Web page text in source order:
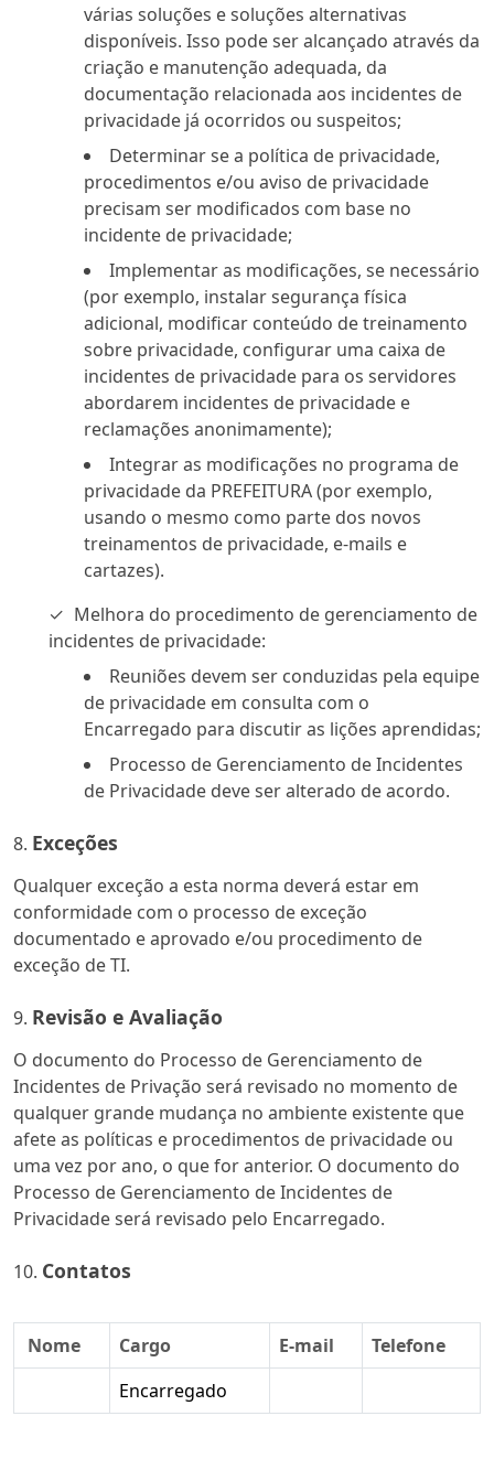
várias soluções e soluções alternativas
disponíveis. Isso pode ser alcançado através da
criação e manutenção adequada, da
documentação relacionada aos incidentes de
privacidade já ocorridos ou suspeitos;
Determinar se a política de privacidade,
procedimentos e/ou aviso de privacidade
precisam ser modificados com base no
incidente de privacidade;
Implementar as modificações, se necessário
(por exemplo, instalar segurança física
adicional, modificar conteúdo de treinamento
sobre privacidade, configurar uma caixa de
incidentes de privacidade para os servidores
abordarem incidentes de privacidade e
reclamações anonimamente);
Integrar as modificações no programa de
privacidade da PREFEITURA (por exemplo,
usando o mesmo como parte dos novos
treinamentos de privacidade, e-mails e
cartazes).
Melhora do procedimento de gerenciamento de
incidentes de privacidade:
Reuniões devem ser conduzidas pela equipe
de privacidade em consulta com o
Encarregado para discutir as lições aprendidas;
Processo de Gerenciamento de Incidentes
de Privacidade deve ser alterado de acordo.
Exceções
Qualquer exceção a esta norma deverá estar em
conformidade com o processo de exceção
documentado e aprovado e/ou procedimento de
exceção de TI.
Revisão e Avaliação
O documento do Processo de Gerenciamento de
Incidentes de Privação será revisado no momento de
qualquer grande mudança no ambiente existente que
afete as políticas e procedimentos de privacidade ou
uma vez por ano, o que for anterior. O documento do
Processo de Gerenciamento de Incidentes de
Privacidade será revisado pelo Encarregado.
Contatos
Nome Cargo E-mail
Telefone
Encarregado